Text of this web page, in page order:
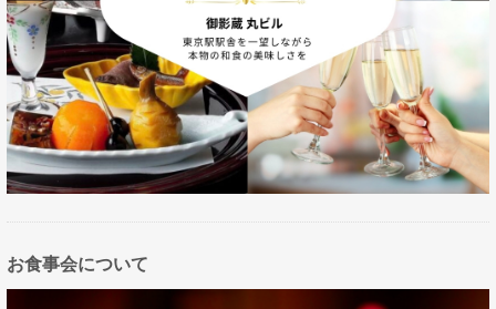
お食事会について